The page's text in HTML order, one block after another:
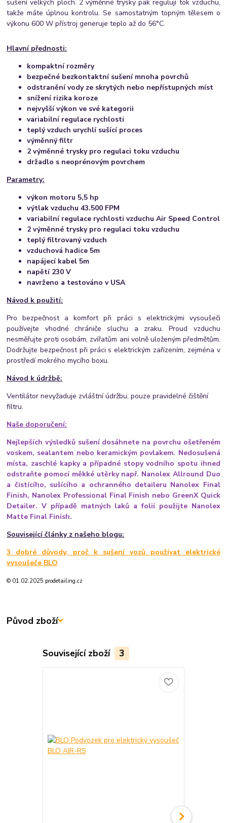
sušení velkých ploch. 2 výměnné trysky pak regulují tok vzduchu,
takže máte úplnou kontrolu. Se samostatným topným tělesem o
výkonu 600 W přístroj generuje teplo až do 56°C.
Hlavní přednosti:
kompaktní rozměry
bezpečné bezkontaktní sušení mnoha povrchů
odstranění vody ze skrytých nebo nepřístupných míst
snížení rizika koroze
nejvyšší výkon ve své kategorii
variabilní regulace rychlosti
teplý vzduch urychlí sušící proces
výměnný filtr
2 výměnné trysky pro regulaci toku vzduchu
držadlo s neoprénovým povrchem
Parametry:
výkon motoru 5,5 hp
výtlak vzduchu 43.500 FPM
variabilní regulace rychlosti vzduchu Air Speed Control
2 výměnné trysky pro regulaci toku vzduchu
teplý filtrovaný vzduch
vzduchová hadice 5m
napájecí kabel 5m
napětí 230 V
navrženo a testováno v USA
Návod k použití:
Pro bezpečnost a komfort při práci s elektrickými vysoušeči
používejte vhodné chrániče sluchu a zraku. Proud vzduchu
nesměřujte proti osobám, zvířatům ani volně uloženým předmětům.
Dodržujte bezpečnost při práci s elektrickým zařízením, zejména v
prostředí mokrého mycího boxu.
Návod k údržbě:
Ventilátor nevyžaduje zvláštní údržbu, pouze pravidelné čištění
filtru.
Naše doporučení:
Nejlepších výsledků sušení dosáhnete na povrchu ošetřeném
voskem, sealantem nebo keramickým povlakem. Nedosušená
místa, zaschlé kapky a případné stopy vodního spotu ihned
odstraňte pomocí měkké utěrky např. Nanolex Allround Duo
a čistícího, sušícího a ochranného detaileru Nanolex Final
Finish, Nanolex Professional Final Finish nebo GreenX Quick
Detailer. V případě matných laků a folií použijte Nanolex
Matte Final Finish.
Související články z našeho blogu:
3 dobré důvody, proč k sušení vozů používat elektrické
vysoušeče BLO
© 01.02.2025 prodetailing.cz
Původ zboží
Související zboží 3